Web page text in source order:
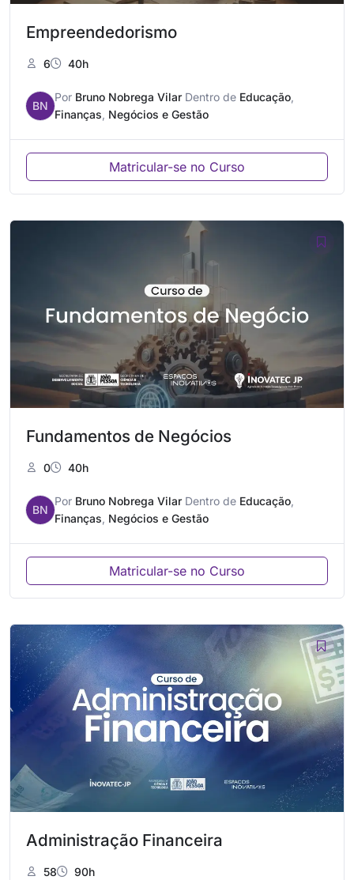
Empreendedorismo
6 40h
BN
Por Bruno Nobrega Vilar Dentro de Educação
Finanças Negócios e Gestão
Matricular-se no Curso
Fundamentos de Negócios
0 40h
BN
Por Bruno Nobrega Vilar Dentro de Educação
Finanças Negócios e Gestão
Matricular-se no Curso
Administração Financeira
58 90h